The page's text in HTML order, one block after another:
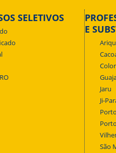
SELETIVOS
E
Jaru
Ji-
São